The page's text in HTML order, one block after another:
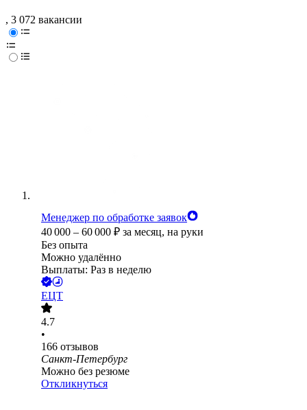
, 3 072 вакансии
Менеджер по обработке заявок
40 000 – 60 000 ₽ за месяц, на руки
Без опыта
Можно удалённо
Выплаты: Раз в неделю
ЕЦТ
4.7
•
166 отзывов
Санкт-Петербург
Можно без резюме
Откликнуться